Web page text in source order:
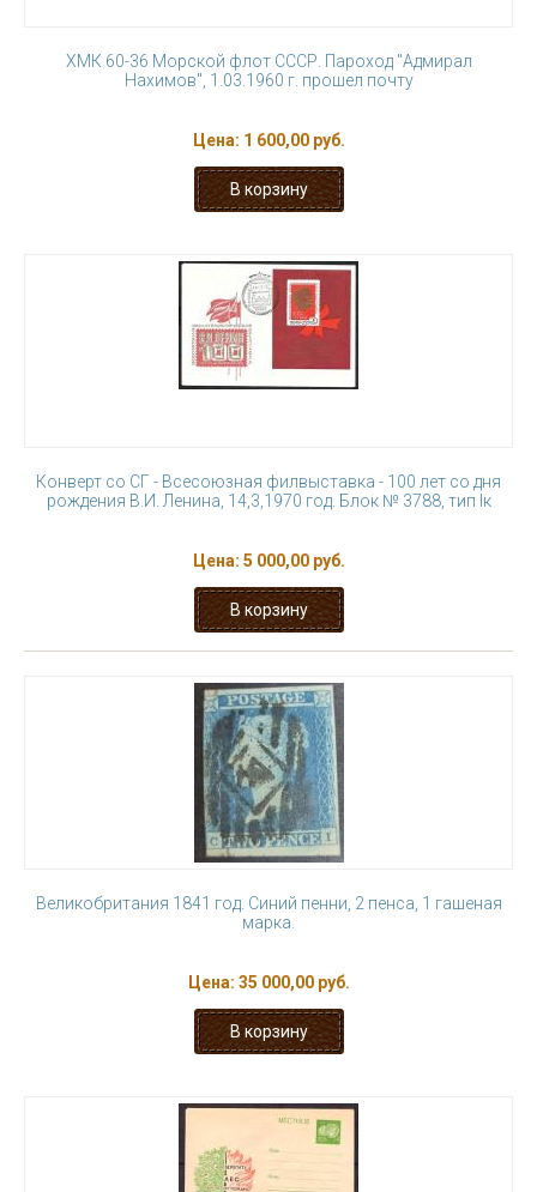
ХМК 60-36 Морской флот СССР. Пароход "Адмирал
Нахимов", 1.03.1960 г. прошел почту
Цена: 1 600,00 руб.
Конверт со СГ - Всесоюзная филвыставка - 100 лет со дня
рождения В.И. Ленина, 14,3,1970 год. Блок № 3788, тип Iк
Цена: 5 000,00 руб.
Великобритания 1841 год. Синий пенни, 2 пенса, 1 гашеная
марка.
Цена: 35 000,00 руб.